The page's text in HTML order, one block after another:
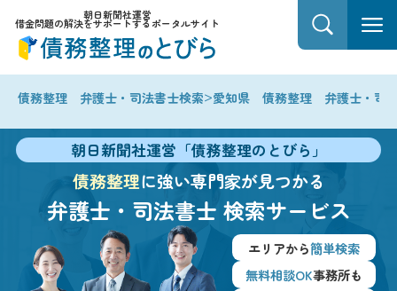
朝日新聞社運営
借金問題の解決をサポートするポータルサイト
債務整理 弁護士・司法書士検索>愛知県 債務整理 弁護士・司
朝日新聞社運営「債務整理のとびら」
債務整理に強い専門家が見つかる
弁護士・司法書士 検索サービス
エリアから簡単検索
無料相談OK事務所も